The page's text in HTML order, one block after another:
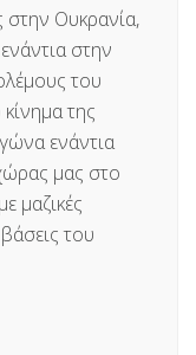
Ουκρανία,
στην
του
της
ενάντια
μας στο
μαζικές
του